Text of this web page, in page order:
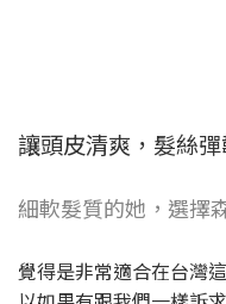
讓頭皮清爽，髮絲
細軟髮質的她，選擇
覺得是非常適合在台灣